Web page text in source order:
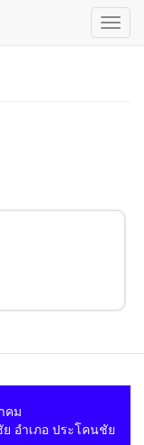
คม
อำเภอ ประโคนชัย